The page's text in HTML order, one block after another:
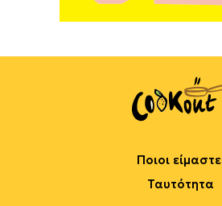
Ποιοι είμαστε
Ταυτότητα